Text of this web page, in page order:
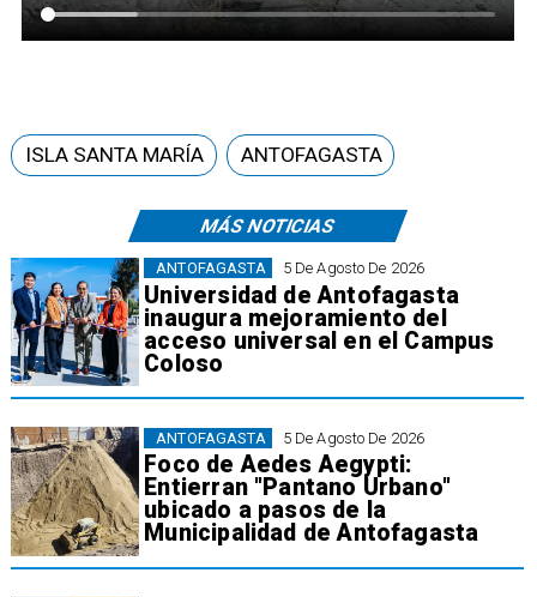
MÁS NOTICIAS
5 De Agosto De 2026
Universidad de Antofagasta
inaugura mejoramiento del
acceso universal en el Campus
Coloso
ANTOFAGASTA
5 De Agosto De 2026
Foco de Aedes Aegypti:
Entierran "Pantano Urbano"
ubicado a pasos de la
Municipalidad de Antofagasta
ANTOFAGASTA
ISLA SANTA MARÍA ANTOFAGASTA